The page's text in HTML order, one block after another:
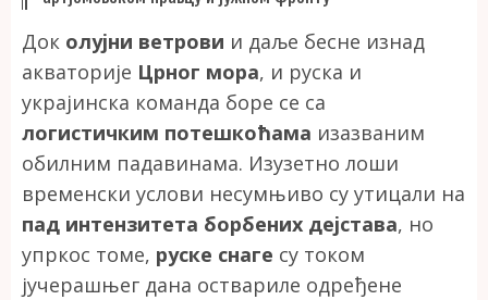
Док олујни ветрови и даље бесне изнад
акваторије Црног мора, и руска и
украјинска команда боре се са
логистичким потешкоћама изазваним
обилним падавинама. Изузетно лоши
временски услови несумњиво су утицали на
пад интензитета борбених дејстава, но
упркос томе, руске снаге су током
јучерашњег дана оствариле одређене